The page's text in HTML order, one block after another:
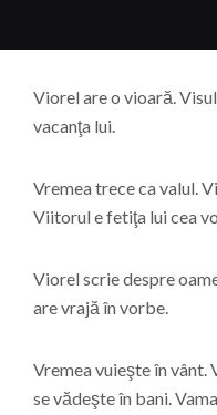
Viorel are o vioară.
vacanţa lui.
Vremea trece ca valul.
Viitorul e fetiţa lui cea
Viorel scrie despre
are vrajă în vorbe.
Vremea vuieşte în vânt.
se vădeşte în bani.